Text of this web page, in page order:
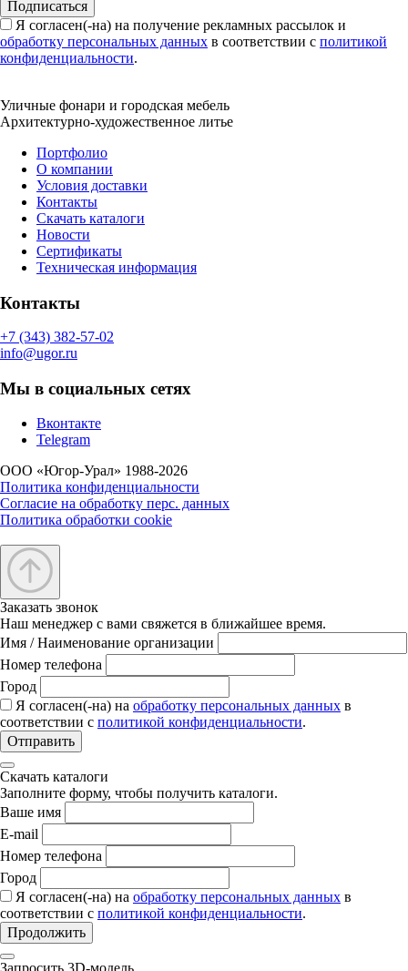
Подписаться
Я согласен(-на) на получение рекламных рассылок и
обработку персональных данных в соответствии с политикой
конфиденциальности.
Уличные фонари и городская мебель
Архитектурно-художественное литье
Портфолио
О компании
Условия доставки
Контакты
Скачать каталоги
Новости
Сертификаты
Техническая информация
Контакты
+7 (343) 382-57-02
info@ugor.ru
Мы в социальных сетях
Вконтакте
Telegram
ООО «Югор-Урал» 1988-2026
Политика конфиденциальности
Согласие на обработку перс. данных
Политика обработки cookie
Заказать звонок
Наш менеджер с вами свяжется в ближайшее время.
Имя / Наименование организации
Номер телефона
Город
Я согласен(-на) на обработку персональных данных в
соответствии с политикой конфиденциальности.
Отправить
Скачать каталоги
Заполните форму, чтобы получить каталоги.
Ваше имя
E-mail
Номер телефона
Город
Я согласен(-на) на обработку персональных данных в
соответствии с политикой конфиденциальности.
Продолжить
Запросить 3D-модель